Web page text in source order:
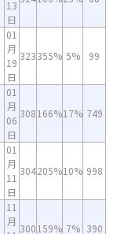
13
日
01
月
19
日
323355% 5% 99
01
月
06
日
308166%17% 749
01
月
11
日
304205%10% 998
11
月
300159% 7% 390